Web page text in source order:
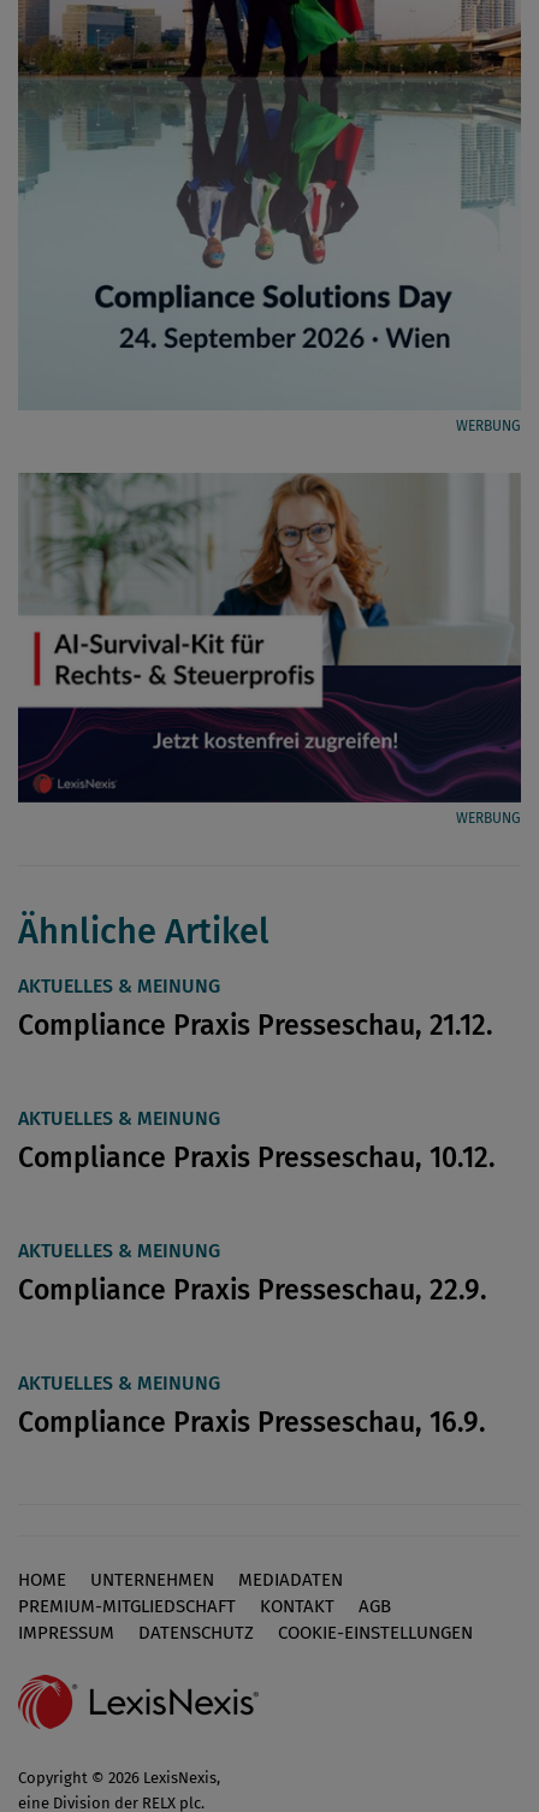
WERBUNG
WERBUNG
Ähnliche Artikel
AKTUELLES & MEINUNG
Compliance Praxis Presseschau, 21.12.
AKTUELLES & MEINUNG
Compliance Praxis Presseschau, 10.12.
AKTUELLES & MEINUNG
Compliance Praxis Presseschau, 22.9.
AKTUELLES & MEINUNG
Compliance Praxis Presseschau, 16.9.
Footer
HOME UNTERNEHMEN
MEDIADATEN
PREMIUM-MITGLIEDSCHAFT
KONTAKT
AGB
IMPRESSUM
DATENSCHUTZ COOKIE-EINSTELLUNGEN
Copyright © 2026 LexisNexis,
eine Division der RELX plc.